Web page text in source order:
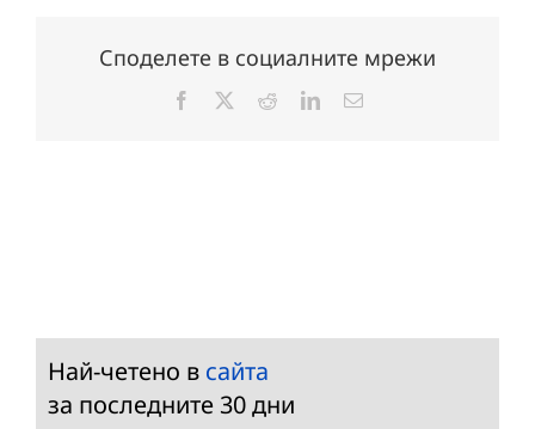
Споделете в социалните мрежи
Facebook RedditLinkedInЕлектронна
Най-четено в сайта
за последните 30 дни